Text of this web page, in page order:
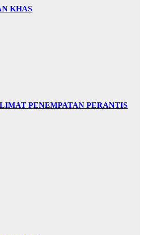
KHAS
PENEMPATAN PERANTIS